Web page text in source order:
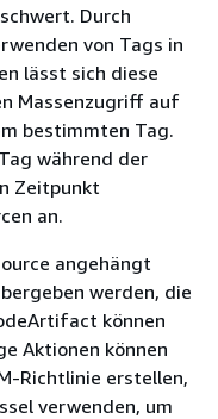
Durch
von Tags in
lässt sich diese
Massenzugriff auf
bestimmten Tag.
während der
Zeitpunkt
an.
angehängt
werden, die
können
Aktionen können
Richtlinie erstellen,
verwenden, um